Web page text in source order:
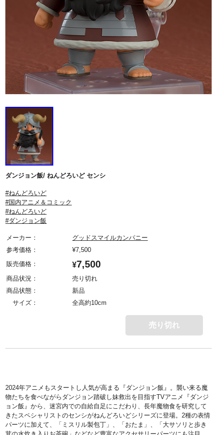
ダンジョン飯/ ねんどろいど センシ
#ねんどろいど
#国内アニメ＆コミック
#ねんどろいど
#ダンジョン飯
メーカー：
グッドスマイルカンパニー
参考価格：
¥7,500
販売価格：
¥7,500
商品状況：
売り切れ
商品状態：
新品
サイズ：
全高約10cm
売り切れ
2024年アニメもスタートし人気が高まる『ダンジョン飯』。襲い来る魔
物たちを食べながらダンジョン踏破し妹救出を目指すTVアニメ『ダンジ
ョン飯』から、迷宮内での自給自足にこだわり、長年魔物食を研究して
きたスペシャリストのセンシがねんどろいどシリーズに登場。2種の表情
パーツに加えて、「ミスリル製包丁」、「おたま」、「大サソリと歩き